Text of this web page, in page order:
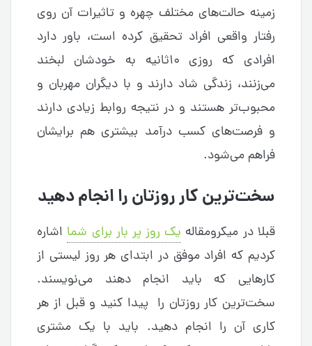
زمینه حالت‌های مختلف چهره و تاثیرات آن روی
رفتار واقعی افراد تحقیق کرده است، باور دارد
افرادی که روزی ۱۰ثانیه به خودشان لبخند
می‌زنند، زندگی شاد دارند و با دیگران مهربان و
محبوب‌تر هستند و در نتیجه روابط زیادی دارند
و فرصت‌های کسب درآمد بیشتری هم برایشان
فراهم می‌شود.
سخت‌ترین کار روزتان را انجام دهید
قبلا در میکرومقاله یک روز پر بار برای شما اشاره
کردیم که افراد موفق در ابتدای هر روز لیستی از
کارهایی که باید انجام دهند می‌نویسند.
سخت‌ترین کار روزتان را پیدا کنید و قبل از هر
کاری آن را انجام دهید. باید با یک مشتری